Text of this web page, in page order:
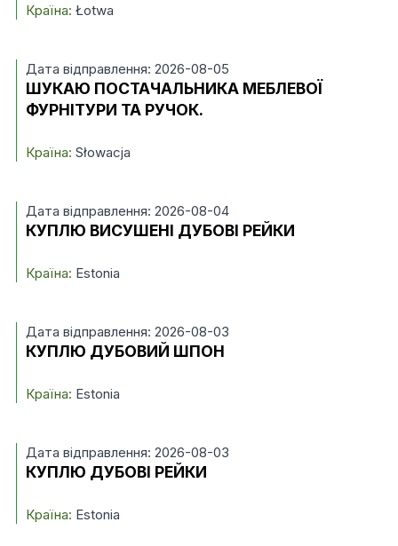
Країна: Łotwa
Дата відправлення: 2026-08-05
ШУКАЮ ПОСТАЧАЛЬНИКА МЕБЛЕВОЇ
ФУРНІТУРИ ТА РУЧОК.
Країна: Słowacja
Дата відправлення: 2026-08-04
КУПЛЮ ВИСУШЕНІ ДУБОВІ РЕЙКИ
Країна: Estonia
Дата відправлення: 2026-08-03
КУПЛЮ ДУБОВИЙ ШПОН
Країна: Estonia
Дата відправлення: 2026-08-03
КУПЛЮ ДУБОВІ РЕЙКИ
Країна: Estonia